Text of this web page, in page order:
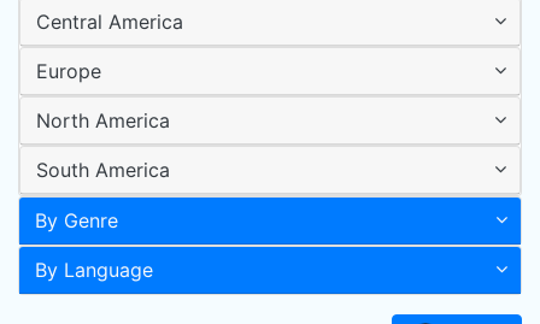
Central America
Europe
North America
South America
By Genre
By Language